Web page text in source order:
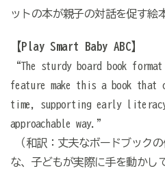
ットの本が親子の対話を促す絵
【Play Smart Baby ABC】
“The sturdy board book
feature make this a book that
time, supporting early
approachable way.”
（和訳：丈夫なボードブック
な、子どもが実際に手を動かし